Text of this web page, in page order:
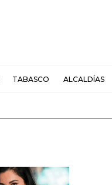
TABASCO ALCALDÍAS